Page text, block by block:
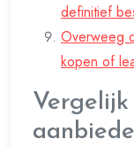
definitief
Overweeg
kopen of